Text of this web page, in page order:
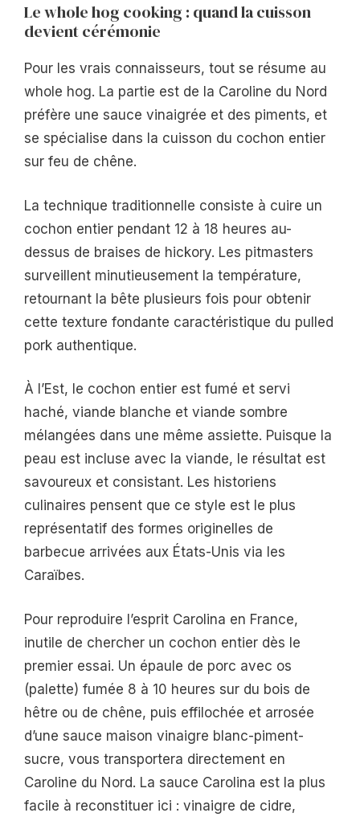
Le whole hog cooking : quand la cuisson
devient cérémonie
Pour les vrais connaisseurs, tout se résume au
whole hog. La partie est de la Caroline du Nord
préfère une sauce vinaigrée et des piments, et
se spécialise dans la cuisson du cochon entier
sur feu de chêne.
La technique traditionnelle consiste à cuire un
cochon entier pendant 12 à 18 heures au-
dessus de braises de hickory. Les pitmasters
surveillent minutieusement la température,
retournant la bête plusieurs fois pour obtenir
cette texture fondante caractéristique du pulled
pork authentique.
À l’Est, le cochon entier est fumé et servi
haché, viande blanche et viande sombre
mélangées dans une même assiette. Puisque la
peau est incluse avec la viande, le résultat est
savoureux et consistant. Les historiens
culinaires pensent que ce style est le plus
représentatif des formes originelles de
barbecue arrivées aux États-Unis via les
Caraïbes.
Pour reproduire l’esprit Carolina en France,
inutile de chercher un cochon entier dès le
premier essai. Un épaule de porc avec os
(palette) fumée 8 à 10 heures sur du bois de
hêtre ou de chêne, puis effilochée et arrosée
d’une sauce maison vinaigre blanc-piment-
sucre, vous transportera directement en
Caroline du Nord. La sauce Carolina est la plus
facile à reconstituer ici : vinaigre de cidre,